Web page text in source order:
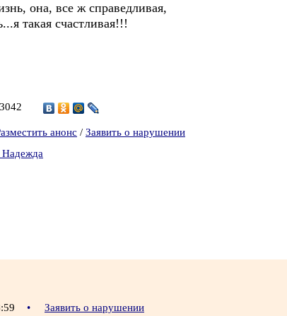
она, все ж справедливая,
такая счастливая!!!
анонс / Заявить о нарушении
Надежда
• Заявить о нарушении